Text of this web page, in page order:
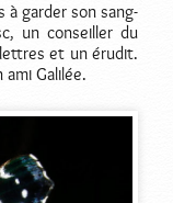
à garder son sang-
un conseiller du
et un érudit.
Galilée.